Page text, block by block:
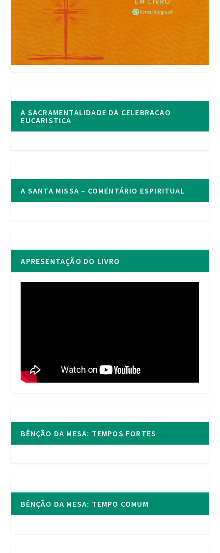
A SACRAMENTALIDADE DA CELEBRACAO
EUCARISTICA
A SANTA MISSA – COMENTÁRIO ESPIRITUAL
APRESENTAÇÃO DO LIVRO
BÊNÇÃO DA MESA: TEMPOS FORTES
BÊNÇÃO DA MESA: TEMPO COMUM